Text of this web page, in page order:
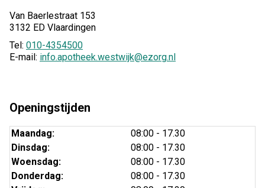
Van Baerlestraat 153
3132 ED Vlaardingen
Tel: 010-4354500
E-mail: info.apotheek.westwijk@ezorg.nl
Openingstijden
Maandag:
08:00 - 17.30
Dinsdag:
08:00 - 17.30
Woensdag:
08:00 - 17.30
Donderdag:
08:00 - 17.30